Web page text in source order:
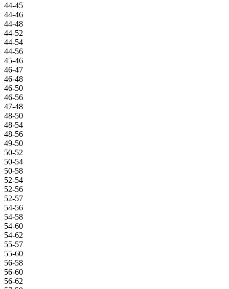
44-45
44-46
44-48
44-52
44-54
44-56
45-46
46-47
46-48
46-50
46-56
47-48
48-50
48-54
48-56
49-50
50-52
50-54
50-58
52-54
52-56
52-57
54-56
54-58
54-60
54-62
55-57
55-60
56-58
56-60
56-62